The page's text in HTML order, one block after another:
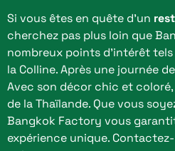
Si vous êtes en quête d’un
cherchez pas plus loin que
nombreux points d’intérêt
la Colline. Après une journée
Avec son décor chic et
de la Thaïlande. Que vous
Bangkok Factory vous
expérience unique.